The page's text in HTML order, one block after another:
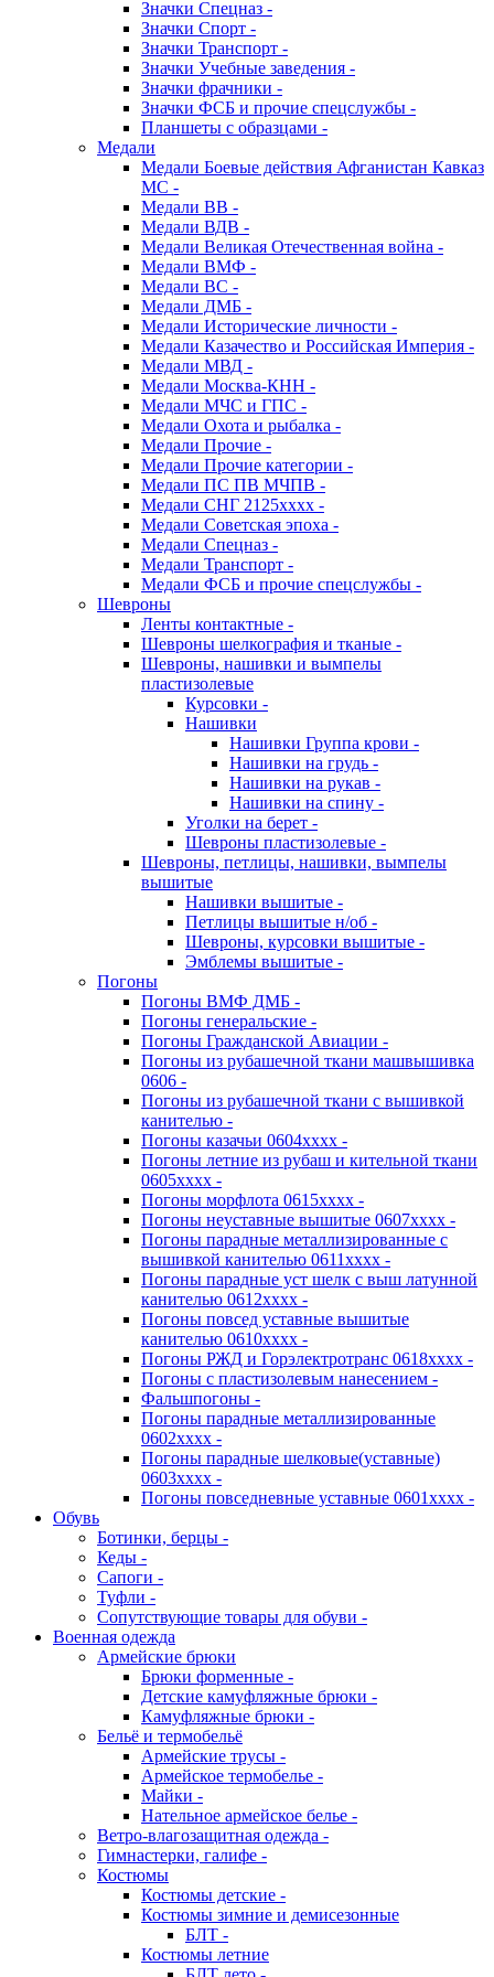
Значки Спецназ -
Значки Спорт -
Значки Транспорт -
Значки Учебные заведения -
Значки фрачники -
Значки ФСБ и прочие спецслужбы -
Планшеты с образцами -
Медали
Медали Боевые действия Афганистан Кавказ
МС -
Медали ВВ -
Медали ВДВ -
Медали Великая Отечественная война -
Медали ВМФ -
Медали ВС -
Медали ДМБ -
Медали Исторические личности -
Медали Казачество и Российская Империя -
Медали МВД -
Медали Москва-КНН -
Медали МЧС и ГПС -
Медали Охота и рыбалка -
Медали Прочие -
Медали Прочие категории -
Медали ПС ПВ МЧПВ -
Медали СНГ 2125хххх -
Медали Советская эпоха -
Медали Спецназ -
Медали Транспорт -
Медали ФСБ и прочие спецслужбы -
Шевроны
Ленты контактные -
Шевроны шелкография и тканые -
Шевроны, нашивки и вымпелы
пластизолевые
Курсовки -
Нашивки
Нашивки Группа крови -
Нашивки на грудь -
Нашивки на рукав -
Нашивки на спину -
Уголки на берет -
Шевроны пластизолевые -
Шевроны, петлицы, нашивки, вымпелы
вышитые
Нашивки вышитые -
Петлицы вышитые н/об -
Шевроны, курсовки вышитые -
Эмблемы вышитые -
Погоны
Погоны ВМФ ДМБ -
Погоны генеральские -
Погоны Гражданской Авиации -
Погоны из рубашечной ткани машвышивка
0606 -
Погоны из рубашечной ткани с вышивкой
канителью -
Погоны казачьи 0604хххх -
Погоны летние из рубаш и кительной ткани
0605хххх -
Погоны морфлота 0615хххх -
Погоны неуставные вышитые 0607хххх -
Погоны парадные металлизированные с
вышивкой канителью 0611хххх -
Погоны парадные уст шелк с выш латунной
канителью 0612хххх -
Погоны повсед уставные вышитые
канителью 0610хххх -
Погоны РЖД и Горэлектротранс 0618хххх -
Погоны с пластизолевым нанесением -
Фальшпогоны -
Погоны парадные металлизированные
0602хххх -
Погоны парадные шелковые(уставные)
0603хххх -
Погоны повседневные уставные 0601хххх -
Обувь
Ботинки, берцы -
Кеды -
Сапоги -
Туфли -
Сопутствующие товары для обуви -
Военная одежда
Армейские брюки
Брюки форменные -
Детские камуфляжные брюки -
Камуфляжные брюки -
Бельё и термобельё
Армейские трусы -
Армейское термобелье -
Майки -
Нательное армейское белье -
Ветро-влагозащитная одежда -
Гимнастерки, галифе -
Костюмы
Костюмы детские -
Костюмы зимние и демисезонные
БЛТ -
Костюмы летние